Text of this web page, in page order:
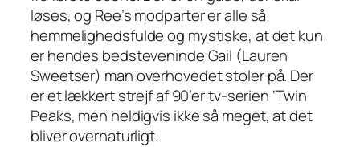
løses, og Ree’s modparter er alle så
hemmelighedsfulde og mystiske, at det kun
er hendes bedsteveninde Gail (Lauren
Sweetser) man overhovedet stoler på. Der
er et lækkert strejf af 90’er tv-serien ‘Twin
Peaks, men heldigvis ikke så meget, at det
bliver overnaturligt.